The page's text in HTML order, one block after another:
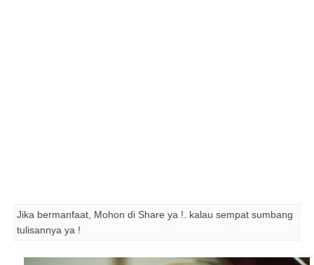
Jika bermanfaat, Mohon di Share ya !. kalau sempat sumbang
tulisannya ya !